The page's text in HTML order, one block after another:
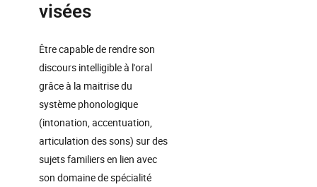
visées
Être capable de rendre son
discours intelligible à l'oral
grâce à la maitrise du
système phonologique
(intonation, accentuation,
articulation des sons) sur des
sujets familiers en lien avec
son domaine de spécialité